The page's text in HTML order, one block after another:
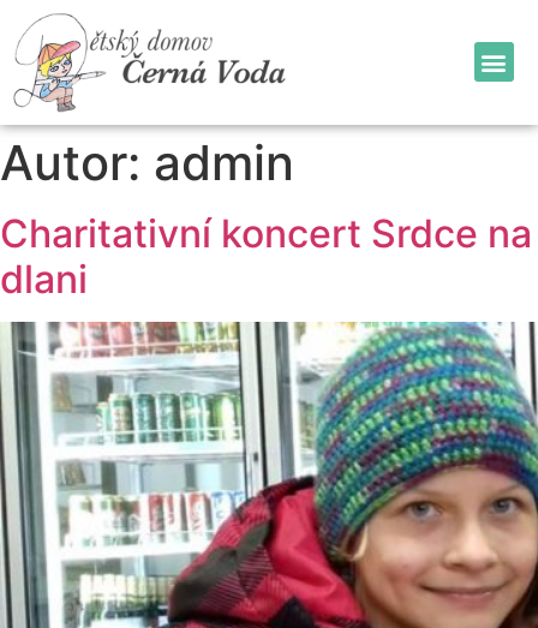
Autor: admin
Charitativní koncert Srdce na
dlani